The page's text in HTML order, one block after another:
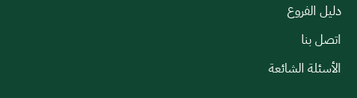
دليل الفروع
اتصل بنا
الأسئلة الشائعة